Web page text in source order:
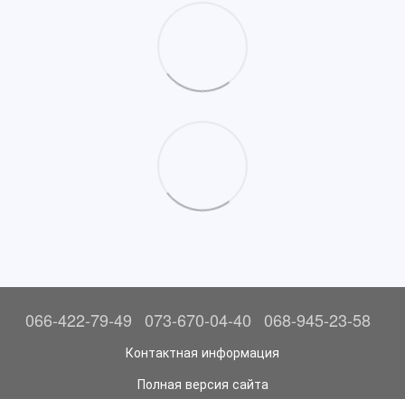
066-422-79-49 073-670-04-40 068-945-23-58
Контактная информация
Полная версия сайта